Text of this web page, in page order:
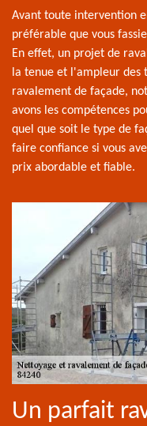
Avant toute intervention
préférable que vous
En effet, un projet de
la tenue et l'ampleur des
ravalement de façade,
avons les compétences
quel que soit le type de
faire confiance si vous
prix abordable et fiable.
Un parfait